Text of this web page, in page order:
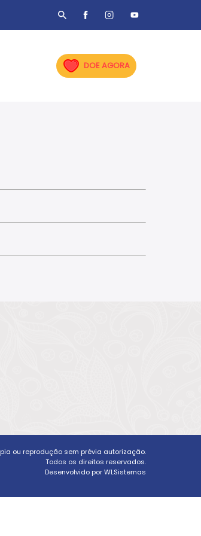
DOE AGORA
ou reprodução sem prévia autorização.
Todos os direitos reservados.
Desenvolvido por WLSistemas